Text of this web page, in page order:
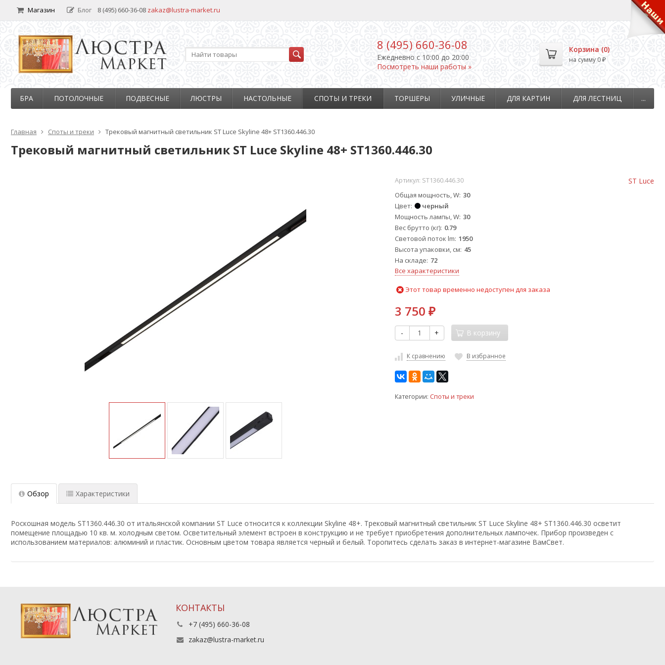
Магазин Блог 8 (495) 660-36-08 zakaz@lustra-market.ru
8 (495) 660-36-08
Ежедневно c 10:00 до 20:00
Посмотреть наши работы »
Корзина (0)
на сумму 0 ₽
БРА ПОТОЛОЧНЫЕ ПОДВЕСНЫЕ ЛЮСТРЫ НАСТОЛЬНЫЕ СПОТЫ И ТРЕКИ ТОРШЕРЫ УЛИЧНЫЕ ДЛЯ КАРТИН ДЛЯ ЛЕСТНИЦ ...
Главная Споты и треки Трековый магнитный светильник ST Luce Skyline 48+ ST1360.446.30
Трековый магнитный светильник ST Luce Skyline 48+ ST1360.446.30
ST Luce
Артикул: ST1360.446.30
Общая мощность, W 30
Цвет
черный
Мощность лампы, W 30
Вес брутто (кг) 0.79
Световой поток lm 1950
Высота упаковки, см 45
На складе 72
Все характеристики
Этот товар временно недоступен для заказа
3 750 ₽
- + В корзину
К сравнению В избранное
Категории: Споты и треки
Обзор Характеристики
Роскошная модель ST1360.446.30 от итальянской компании ST Luce относится к коллекции Skyline 48+. Трековый магнитный светильник ST Luce Skyline 48+ ST1360.446.30 осветит
помещение площадью 10 кв. м. холодным светом. Осветительный элемент встроен в конструкцию и не требует приобретения дополнительных лампочек. Прибор произведен с
использованием материалов: алюминий и пластик. Основным цветом товара является черный и белый. Торопитесь сделать заказ в интернет-магазине ВамСвет.
КОНТАКТЫ
+7 (495) 660-36-08
zakaz@lustra-market.ru